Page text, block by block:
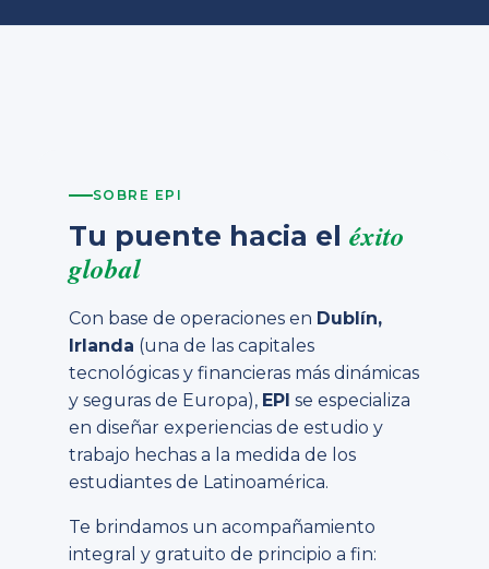
SOBRE EPI
Tu puente hacia el éxito
global
Con base de operaciones en Dublín,
Irlanda (una de las capitales
tecnológicas y financieras más dinámicas
y seguras de Europa), EPI se especializa
en diseñar experiencias de estudio y
trabajo hechas a la medida de los
estudiantes de Latinoamérica.
Te brindamos un acompañamiento
integral y gratuito de principio a fin: